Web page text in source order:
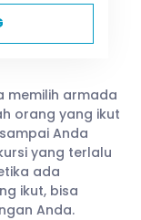
memilih armada
orang yang ikut
Anda
yang terlalu
ada
ikut, bisa
Anda.